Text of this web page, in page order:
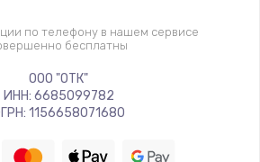
по телефону в нашем сервисе
бесплатны
ООО "ОТК"
ИНН: 6685099782
1156658071680